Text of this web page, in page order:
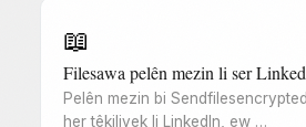
📖
Filesawa pelên mezin li ser
Pelên mezin bi
her têkiliyek li LinkedIn, ew …